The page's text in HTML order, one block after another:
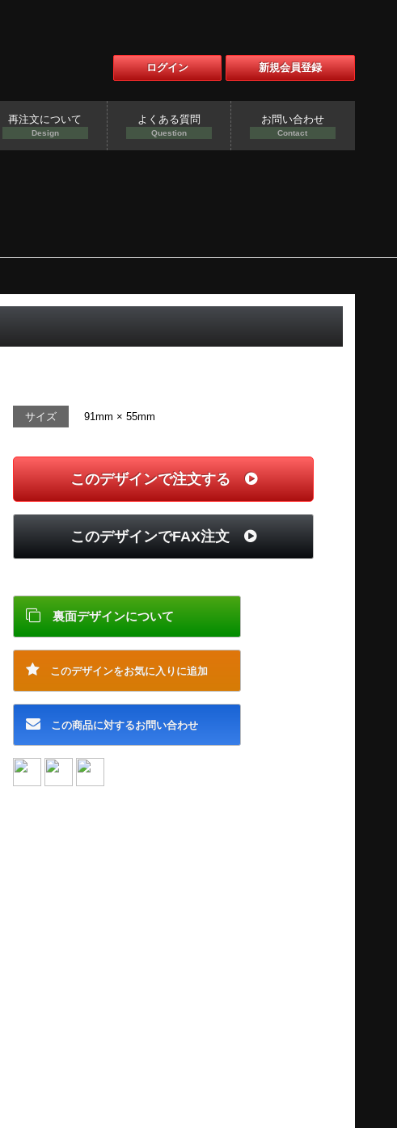
新規会員登録
ログイン
再注文について
Design
よくある質問
Question
お問い合わせ
Contact
サイズ 91mm × 55mm
このデザインで注文する
このデザインでFAX注文
裏面デザインについて
このデザインをお気に入りに追加
この商品に対するお問い合わせ